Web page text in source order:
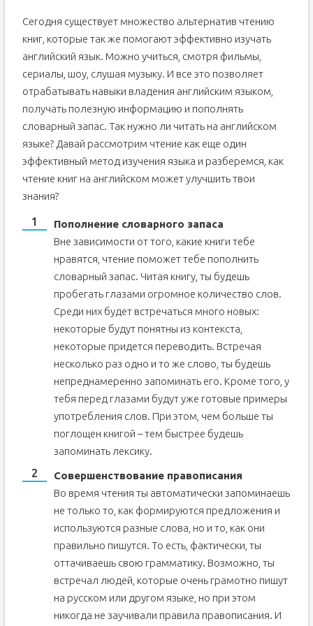
Сегодня существует множество альтернатив чтению
книг, которые так же помогают эффективно изучать
английский язык. Можно учиться, смотря фильмы,
сериалы, шоу, слушая музыку. И все это позволяет
отрабатывать навыки владения английским языком,
получать полезную информацию и пополнять
словарный запас. Так нужно ли читать на английском
языке? Давай рассмотрим чтение как еще один
эффективный метод изучения языка и разберемся, как
чтение книг на английском может улучшить твои
знания?
Пополнение словарного запаса
Вне зависимости от того, какие книги тебе
нравятся, чтение поможет тебе пополнить
словарный запас. Читая книгу, ты будешь
пробегать глазами огромное количество слов.
Среди них будет встречаться много новых:
некоторые будут понятны из контекста,
некоторые придется переводить. Встречая
несколько раз одно и то же слово, ты будешь
непреднамеренно запоминать его. Кроме того, у
тебя перед глазами будут уже готовые примеры
употребления слов. При этом, чем больше ты
поглощен книгой – тем быстрее будешь
запоминать лексику.
Совершенствование правописания
Во время чтения ты автоматически запоминаешь
не только то, как формируются предложения и
используются разные слова, но и то, как они
правильно пишутся. То есть, фактически, ты
оттачиваешь свою грамматику. Возможно, ты
встречал людей, которые очень грамотно пишут
на русском или другом языке, но при этом
никогда не заучивали правила правописания. И